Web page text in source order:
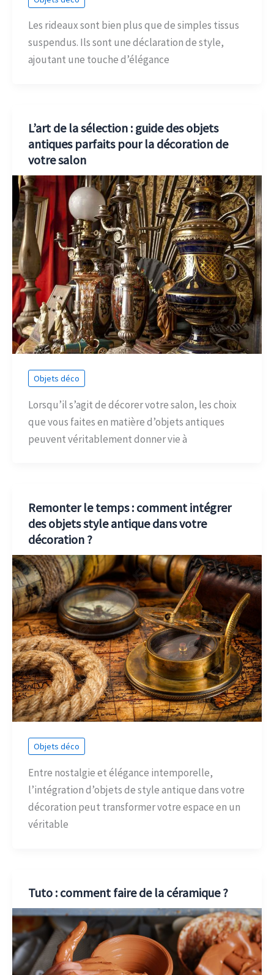
Les rideaux sont bien plus que de simples tissus
suspendus. Ils sont une déclaration de style,
ajoutant une touche d’élégance
L’art de la sélection : guide des objets
antiques parfaits pour la décoration de
votre salon
Objets déco
Lorsqu’il s’agit de décorer votre salon, les choix
que vous faites en matière d’objets antiques
peuvent véritablement donner vie à
Remonter le temps : comment intégrer
des objets style antique dans votre
décoration ?
Objets déco
Entre nostalgie et élégance intemporelle,
l’intégration d’objets de style antique dans votre
décoration peut transformer votre espace en un
véritable
Tuto : comment faire de la céramique ?